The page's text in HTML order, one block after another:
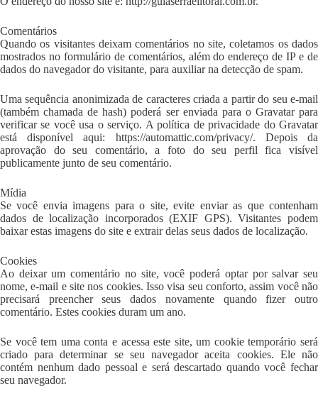
Comentários
Quando os visitantes deixam comentários no site, coletamos os dados
mostrados no formulário de comentários, além do endereço de IP e de
dados do navegador do visitante, para auxiliar na detecção de spam.
Uma sequência anonimizada de caracteres criada a partir do seu e-mail
(também chamada de hash) poderá ser enviada para o Gravatar para
verificar se você usa o serviço. A política de privacidade do Gravatar
está disponível aqui: https://automattic.com/privacy/. Depois da
aprovação do seu comentário, a foto do seu perfil fica visível
publicamente junto de seu comentário.
Mídia
Se você envia imagens para o site, evite enviar as que contenham
dados de localização incorporados (EXIF GPS). Visitantes podem
baixar estas imagens do site e extrair delas seus dados de localização.
Cookies
Ao deixar um comentário no site, você poderá optar por salvar seu
nome, e-mail e site nos cookies. Isso visa seu conforto, assim você não
precisará preencher seus dados novamente quando fizer outro
comentário. Estes cookies duram um ano.
Se você tem uma conta e acessa este site, um cookie temporário será
criado para determinar se seu navegador aceita cookies. Ele não
contém nenhum dado pessoal e será descartado quando você fechar
seu navegador.